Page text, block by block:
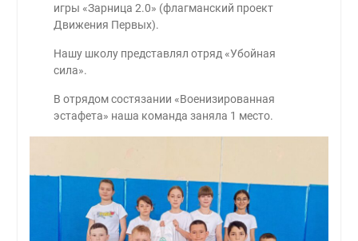
игры «Зарница 2.0» (флагманский проект
Движения Первых).
Нашу школу представлял отряд «Убойная
сила».
В отрядом состязании «Военизированная
эстафета» наша команда заняла 1 место.